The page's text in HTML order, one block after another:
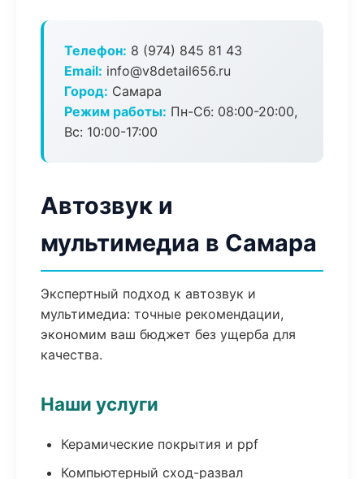
Телефон: 8 (974) 845 81 43
Email: info@v8detail656.ru
Город: Самара
Режим работы: Пн-Сб: 08:00-20:00,
Вс: 10:00-17:00
Автозвук и
мультимедиа в Самара
Экспертный подход к автозвук и
мультимедиа: точные рекомендации,
экономим ваш бюджет без ущерба для
качества.
Наши услуги
Керамические покрытия и ppf
Компьютерный сход-развал